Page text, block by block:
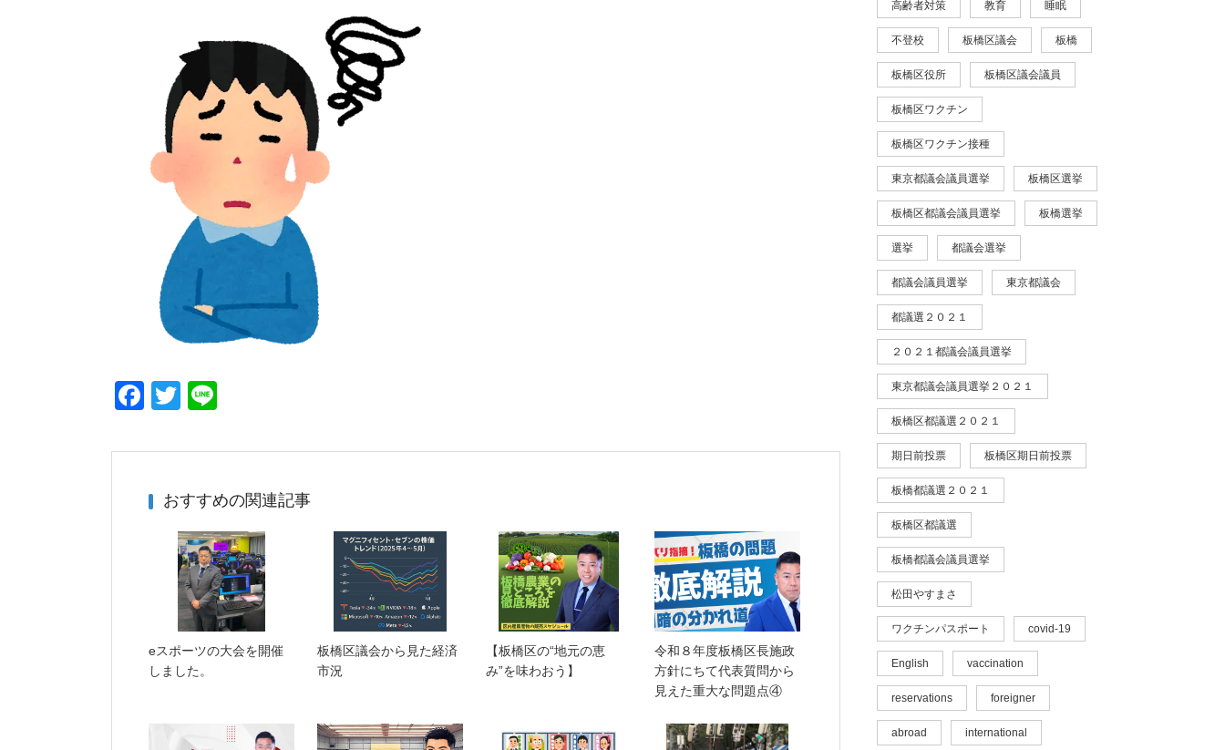
F
c
b
T
tt e
おすすめの関連記事
eスポーツの大会を開催
しました。
板橋区議会から見た経済
市況
【板橋区の“地元の恵
み”を味わおう】
令和８年度板橋区長施政
方針にちて代表質問から
見えた重大な問題点④
高齢者対策 教育 睡眠
不登校 板橋区議会 板橋
板橋区役所 板橋区議会議員
板橋区ワクチン
板橋区ワクチン接種
東京都議会議員選挙 板橋区選挙
板橋区都議会議員選挙 板橋選挙
選挙 都議会選挙
都議会議員選挙 東京都議会
都議選２０２１
２０２１都議会議員選挙
東京都議会議員選挙２０２１
板橋区都議選２０２１
期日前投票 板橋区期日前投票
板橋都議選２０２１
板橋区都議選
板橋都議会議員選挙
松田やすまさ
ワクチンパスポート covid-19
English vaccination
reservations foreigner
abroad international